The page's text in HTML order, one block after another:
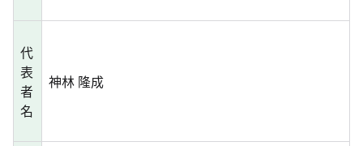
代
表
者
名
神林 隆成